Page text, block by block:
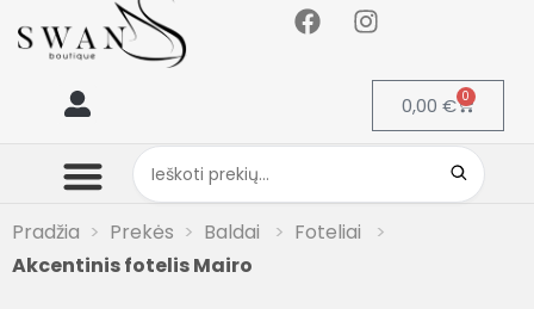
0,00 € 0
Pradžia Prekės Baldai
Foteliai
Akcentinis fotelis Mairo